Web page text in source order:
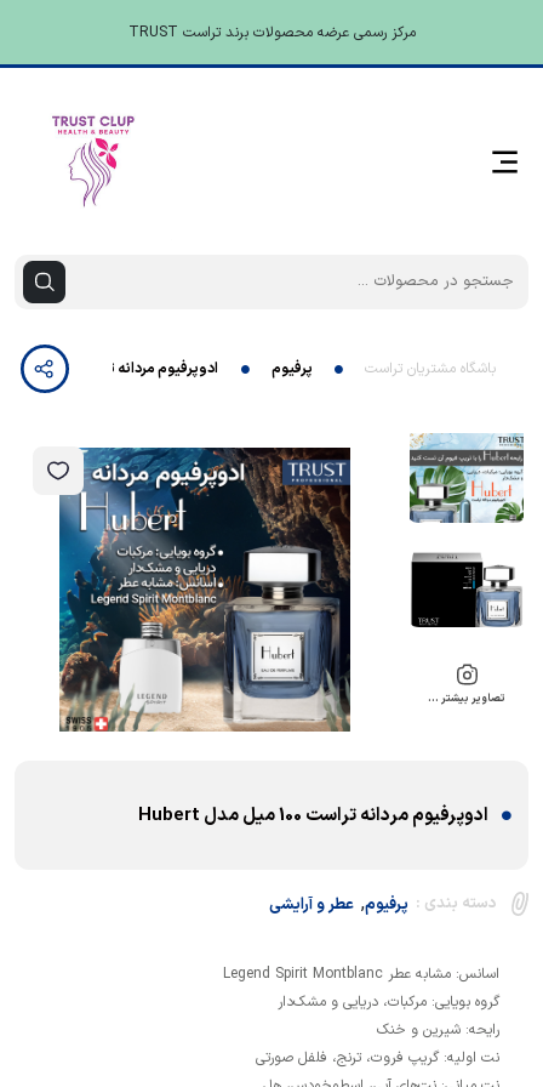
مرکز رسمی عرضه محصولات برند تراست TRUST
باشگاه مشتریان تراست پرفیوم ادوپرفیوم مردانه تراست 100 میل مدل Hubert
تصاویر بیشتر …
ادوپرفیوم مردانه تراست 100 میل مدل Hubert
دسته بندی : پرفیوم, عطر و آرایشی